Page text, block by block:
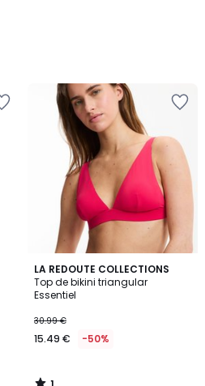
LA REDOUTE COLLECTIONS
Top de bikini triangular
Essentiel
30.99 €
15.49 € -50%
1
/
5